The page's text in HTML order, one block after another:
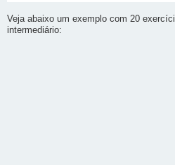
Veja abaixo um exemplo com 20
intermediário: